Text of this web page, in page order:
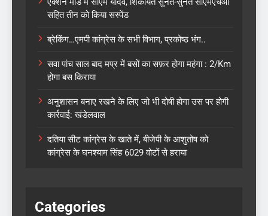
सहित तीन को किया सस्पेंड
ब्रेकिंग…एमपी कांग्रेस के सभी विभाग, प्रकोष्ठ भंग..
सवा पांच साल बाद मप्र में बसों का सफ़र होगा महंगा : 2/Km
होगा बस किराया
अनुशासन बनाए रखने के लिए जो भी दोषी होगा उस पर होगी
कार्रवाई: खंडेलवाल
दतिया सीट कांग्रेस के खाते में, बीजेपी के आशुतोष को
कांग्रेस के घनश्याम सिंह 6029 वोटों से हराया
Categories